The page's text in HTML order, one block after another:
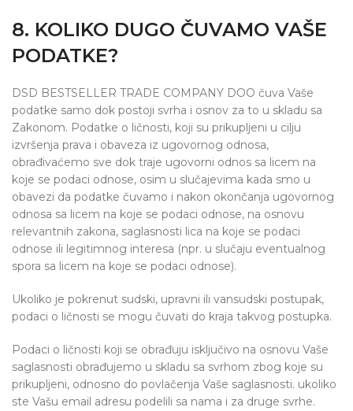
8. KOLIKO DUGO ČUVAMO VAŠE
PODATKE?
DSD BESTSELLER TRADE COMPANY DOO čuva Vaše
podatke samo dok postoji svrha i osnov za to u skladu sa
Zakonom. Podatke o ličnosti, koji su prikupljeni u cilju
izvršenja prava i obaveza iz ugovornog odnosa,
obrađivaćemo sve dok traje ugovorni odnos sa licem na
koje se podaci odnose, osim u slučajevima kada smo u
obavezi da podatke čuvamo i nakon okončanja ugovornog
odnosa sa licem na koje se podaci odnose, na osnovu
relevantnih zakona, saglasnosti lica na koje se podaci
odnose ili legitimnog interesa (npr. u slučaju eventualnog
spora sa licem na koje se podaci odnose).
Ukoliko je pokrenut sudski, upravni ili vansudski postupak,
podaci o ličnosti se mogu čuvati do kraja takvog postupka.
Podaci o ličnosti koji se obrađuju isključivo na osnovu Vaše
saglasnosti obrađujemo u skladu sa svrhom zbog koje su
prikupljeni, odnosno do povlačenja Vaše saglasnosti. ukoliko
ste Vašu email adresu podelili sa nama i za druge svrhe.